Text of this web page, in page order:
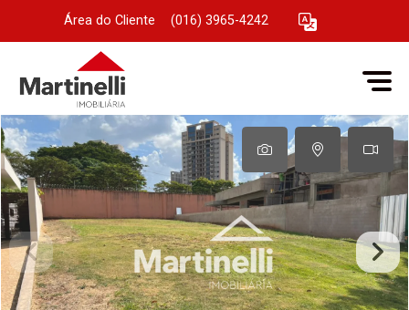
Área do Cliente (016) 3965-4242